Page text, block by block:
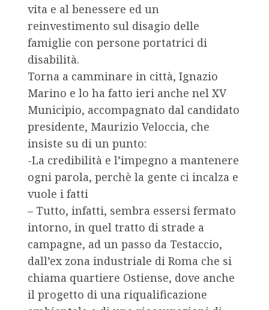
vita e al benessere ed un
reinvestimento sul disagio delle
famiglie con persone portatrici di
disabilità.
Torna a camminare in città, Ignazio
Marino e lo ha fatto ieri anche nel XV
Municipio, accompagnato dal candidato
presidente, Maurizio Veloccia, che
insiste su di un punto:
-La credibilità e l’impegno a mantenere
ogni parola, perchè la gente ci incalza e
vuole i fatti
– Tutto, infatti, sembra essersi fermato
intorno, in quel tratto di strade a
campagne, ad un passo da Testaccio,
dall’ex zona industriale di Roma che si
chiama quartiere Ostiense, dove anche
il progetto di una riqualificazione